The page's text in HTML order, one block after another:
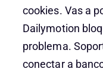
cookies. Vas a
Dailymotion
problema.
conectar a